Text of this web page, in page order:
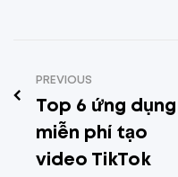
PREVIOUS
Top 6 ứng dụng
miễn phí tạo
video TikTok